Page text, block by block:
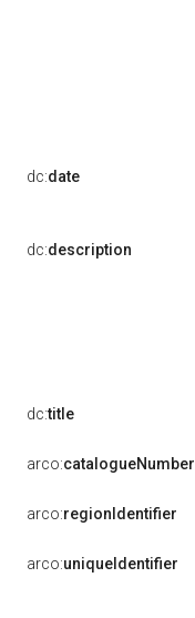
dc:date
dc:description
dc:title
arco:catalogueNumber
arco:regionIdentifier
arco:uniqueIdentifier